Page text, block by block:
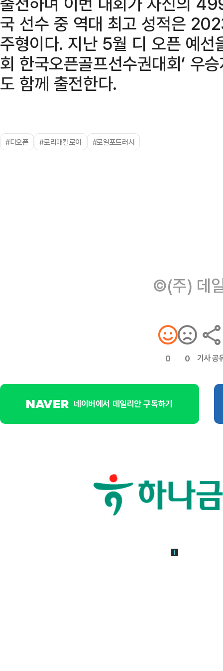
국 선수 중 역대 최고 성적은
주형이다. 지난 5월 디 오픈 예선
회 한국오픈골프선수권대회’ 우
도 함께 출전한다.
#디오픈 #로리매킬로이 #로열포트러시
©(주) 데
0 0 기사 공
네이버에서 데일리안 구독하기